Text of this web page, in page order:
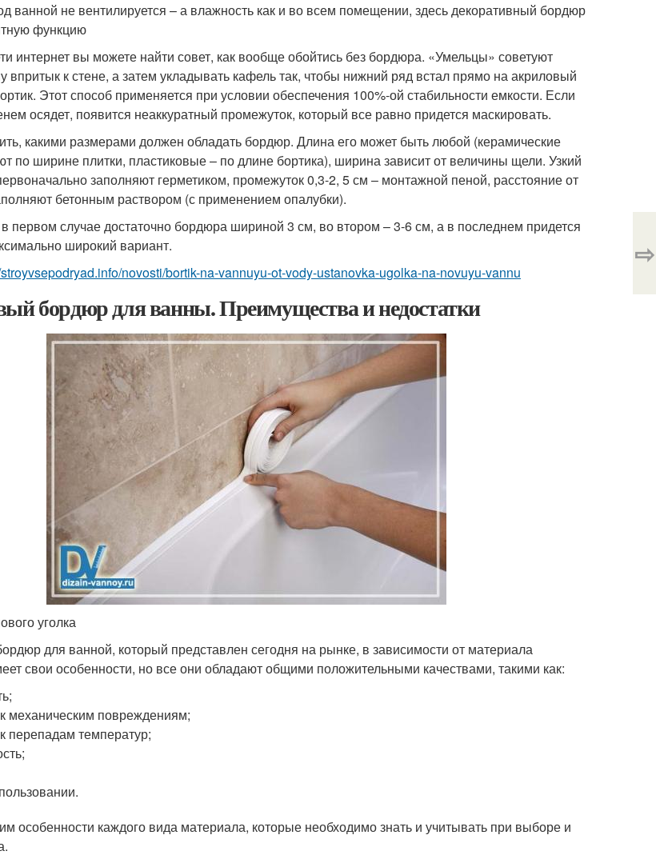
ванной не вентилируется – а влажность как и во всем помещении, здесь декоративный бордюр
функцию
интернет вы можете найти совет, как вообще обойтись без бордюра. «Умельцы» советуют
впритык к стене, а затем укладывать кафель так, чтобы нижний ряд встал прямо на акриловый
Этот способ применяется при условии обеспечения 100%-ой стабильности емкости. Если
осядет, появится неаккуратный промежуток, который все равно придется маскировать.
какими размерами должен обладать бордюр. Длина его может быть любой (керамические
по ширине плитки, пластиковые – по длине бортика), ширина зависит от величины щели. Узкий
заполняют герметиком, промежуток 0,3-2, 5 см – монтажной пеной, расстояние от
бетонным раствором (с применением опалубки).
первом случае достаточно бордюра шириной 3 см, во втором – 3-6 см, а в последнем придется
широкий вариант.
novosti/bortik-na-vannuyu-ot-vody-ustanovka-ugolka-na-novuyu-vannu
бордюр для ванны. Преимущества и недостатки
уголка
для ванной, который представлен сегодня на рынке, в зависимости от материала
свои особенности, но все они обладают общими положительными качествами, такими как:
механическим повреждениям;
перепадам температур;
особенности каждого вида материала, которые необходимо знать и учитывать при выборе и
⇨